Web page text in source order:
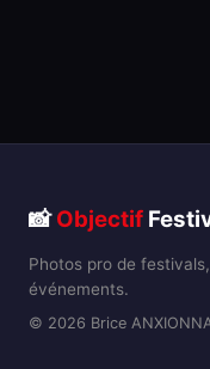
📸Objectif
Photos pro de
événements.
© 2026 Brice